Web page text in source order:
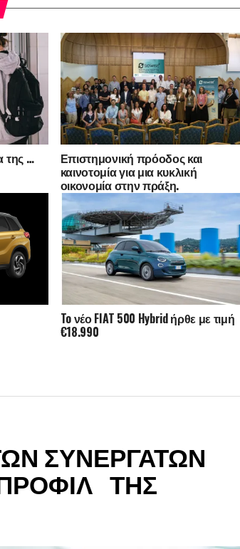
της … Επιστημονική πρόοδος και
καινοτομία για μια κυκλική
οικονομία στην πράξη.
To νέο FIAT 500 Hybrid ήρθε με τιμή
€18.990
ΣΥΝΕΡΓΑΤΩΝ
ΤΗΣ